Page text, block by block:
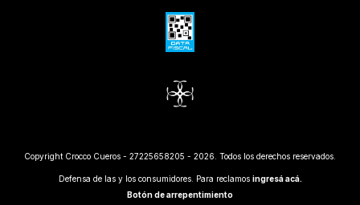
Copyright Crocco Cueros - 27225658205 - 2026. Todos los derechos reservados.
Defensa de las y los consumidores. Para reclamos ingresá acá.
Botón de arrepentimiento